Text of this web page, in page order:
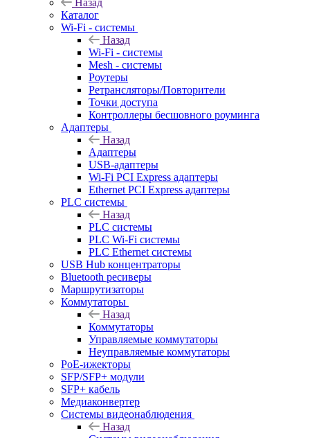
Назад
Каталог
Wi-Fi - системы
Назад
Wi-Fi - системы
Mesh - системы
Роутеры
Ретрансляторы/Повторители
Точки доступа
Контроллеры бесшовного роуминга
Адаптеры
Назад
Адаптеры
USB-адаптеры
Wi-Fi PCI Express адаптеры
Ethernet PCI Express адаптеры
PLC системы
Назад
PLC системы
PLC Wi-Fi системы
PLC Ethernet системы
USB Hub концентраторы
Bluetooth ресиверы
Маршрутизаторы
Коммутаторы
Назад
Коммутаторы
Управляемые коммутаторы
Неуправляемые коммутаторы
PoE-ижекторы
SFP/SFP+ модули
SFP+ кабель
Медиаконвертер
Системы видеонаблюдения
Назад